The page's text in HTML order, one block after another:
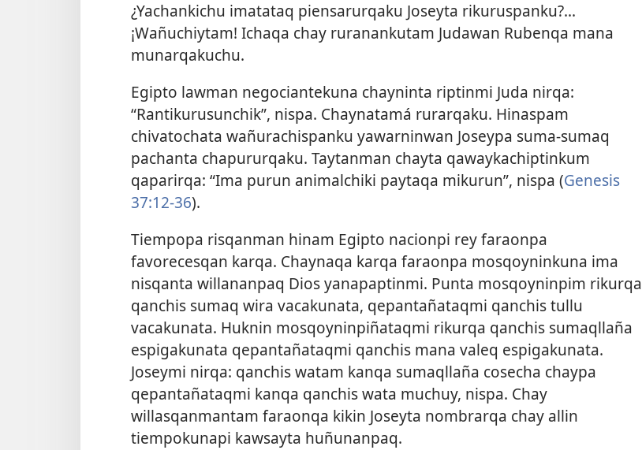
¿Yachankichu imatataq piensarurqaku Joseyta rikuruspanku?...
¡Wañuchiytam! Ichaqa chay ruranankutam Judawan Rubenqa mana
munarqakuchu.
Egipto lawman negociantekuna chayninta riptinmi Juda nirqa:
“Rantikurusunchik”, nispa. Chaynatamá rurarqaku. Hinaspam
chivatochata wañurachispanku yawarninwan Joseypa suma-sumaq
pachanta chapururqaku. Taytanman chayta qawaykachiptinkum
qaparirqa: “Ima purun animalchiki paytaqa mikurun”, nispa (Genesis
37:12-36).
Tiempopa risqanman hinam Egipto nacionpi rey faraonpa
favorecesqan karqa. Chaynaqa karqa faraonpa mosqoyninkuna ima
nisqanta willananpaq Dios yanapaptinmi. Punta mosqoyninpim rikurqa
qanchis sumaq wira vacakunata, qepantañataqmi qanchis tullu
vacakunata. Huknin mosqoyninpiñataqmi rikurqa qanchis sumaqllaña
espigakunata qepantañataqmi qanchis mana valeq espigakunata.
Joseymi nirqa: qanchis watam kanqa sumaqllaña cosecha chaypa
qepantañataqmi kanqa qanchis wata muchuy, nispa. Chay
willasqanmantam faraonqa kikin Joseyta nombrarqa chay allin
tiempokunapi kawsayta huñunanpaq.